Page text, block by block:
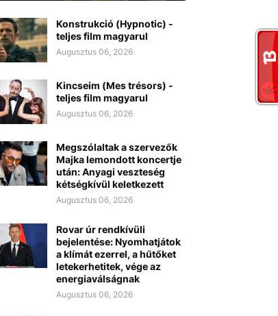
Konstrukció (Hypnotic) -
teljes film magyarul
Augusztus 06, 2026
Kincseim (Mes trésors) -
teljes film magyarul
Augusztus 06, 2026
Megszólaltak a szervezők
Majka lemondott koncertje
után: Anyagi veszteség
kétségkívül keletkezett
Augusztus 06, 2026
Rovar úr rendkívüli
bejelentése: Nyomhatjátok
a klímát ezerrel, a hűtőket
letekerhetitek, vége az
energiaválságnak
Augusztus 06, 2026